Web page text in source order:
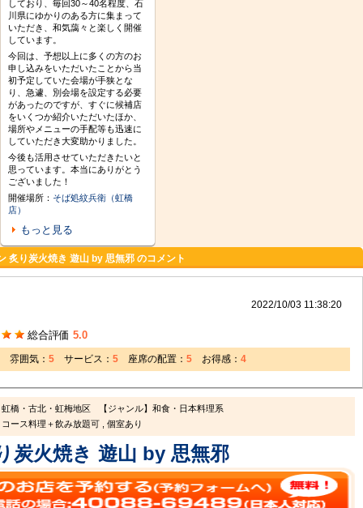
しており、毎回30～40名程度、石
川県にゆかりのある方に集まって
いただき、和気藹々と楽しく開催
しています。
今回は、予想以上に多くの方のお
申し込みをいただいたことから当
初予定していた会場が手狭とな
り、急遽、別会場を設定する必要
があったのですが、すぐに候補店
をいくつか紹介いただいたほか、
場所やメニューの手配等も迅速に
していただき大変助かりました。
今後も活用させていただきたいと
思っています。本当にありがとう
ございました！
開催場所： そば処紋兵衛（虹橋
店）
もっと見る
炙り炭火焼き 遊山 by 思無邪 のコメント
2022/10/03 11:38:20
総合評価 5.0
雰囲気： 5 サービス： 5 座席の配置： 5 お得感： 4
橋・古北・虹梅地区
【ジャンル】和食・日本料理系
ース料理＋飲み放題可 , 個室あり
炭火焼き 遊山 by 思無邪